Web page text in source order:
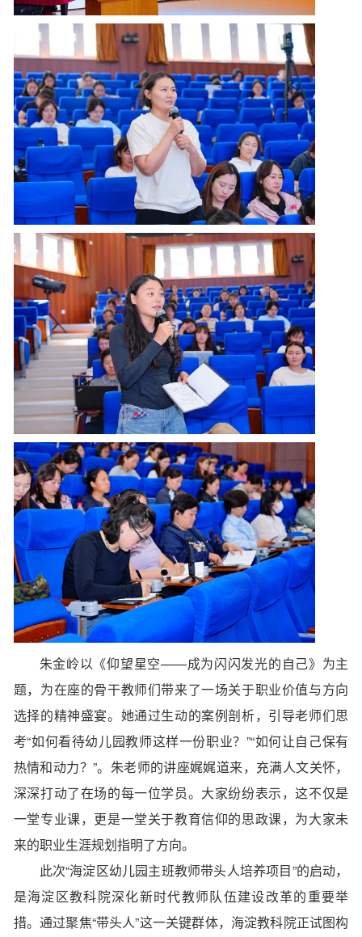
朱金岭以《仰望星空——成为闪闪发光的自己》为主
题，为在座的骨干教师们带来了一场关于职业价值与方向
选择的精神盛宴。她通过生动的案例剖析，引导老师们思
考“如何看待幼儿园教师这样一份职业？”“如何让自己保有
热情和动力？”。朱老师的讲座娓娓道来，充满人文关怀，
深深打动了在场的每一位学员。大家纷纷表示，这不仅是
一堂专业课，更是一堂关于教育信仰的思政课，为大家未
来的职业生涯规划指明了方向。
此次“海淀区幼儿园主班教师带头人培养项目”的启动，
是海淀区教科院深化新时代教师队伍建设改革的重要举
措。通过聚焦“带头人”这一关键群体，海淀教科院正试图构